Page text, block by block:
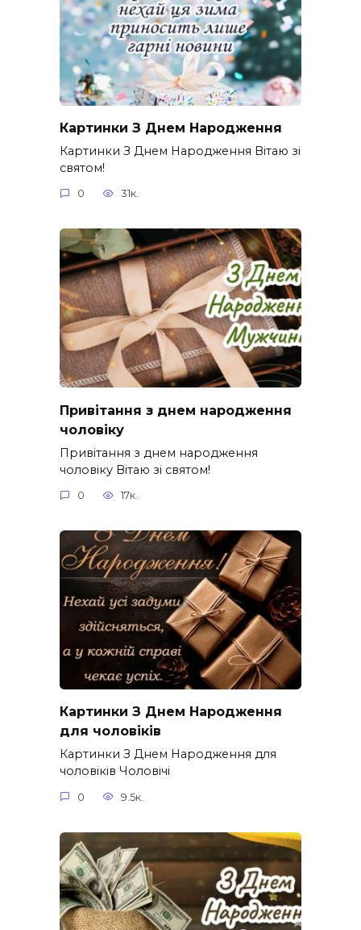
Картинки З Днем Народження
Картинки З Днем Народження Вітаю зі
святом!
0 31к.
Привітання з днем народження
чоловіку
Привітання з днем народження
чоловіку Вітаю зі святом!
0 17к.
Картинки З Днем Народження
для чоловіків​
Картинки З Днем Народження для
чоловіків​ Чоловічі
0 9.5к.